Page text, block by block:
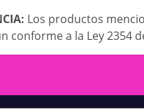
Los productos
conforme a la Ley 2354